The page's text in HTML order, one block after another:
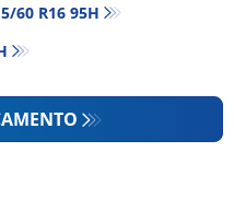
60 R16 95H